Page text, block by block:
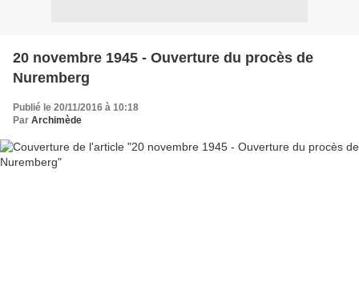
20 novembre 1945 - Ouverture du procès de
Nuremberg
Publié le 20/11/2016 à 10:18
Par Archimède